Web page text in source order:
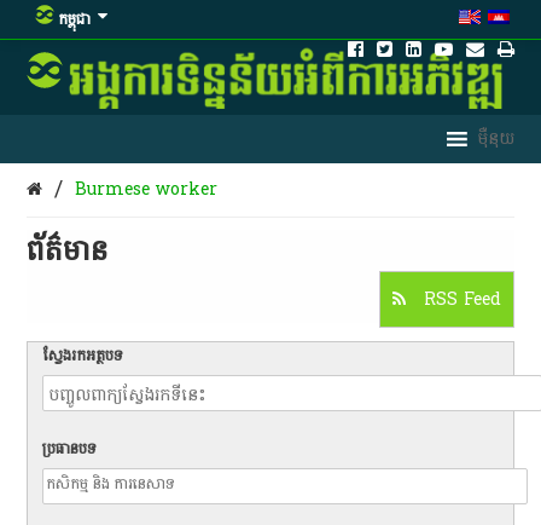
កម្ពុជា
/ Burmese worker
ព័ត៌មាន​
RSS Feed
ស្វែងរកអត្ថបទ
ប្រធានបទ